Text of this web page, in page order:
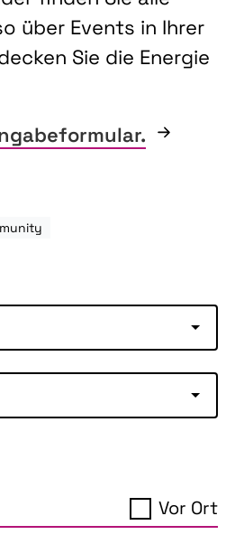
über Events in Ihrer
Sie die Energie
Vor Ort